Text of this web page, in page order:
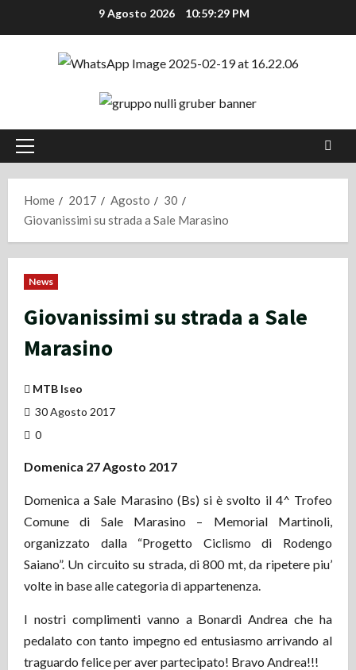
al
9 Agosto 2026 10:59:29 PM
Menu
Home
2017 Agosto
30
Giovanissimi su strada a Sale Marasino
News
Giovanissimi su strada a Sale
Marasino
MTB Iseo
30 Agosto 2017
0
Domenica 27 Agosto 2017
Domenica a Sale Marasino (Bs) si è svolto il 4^ Trofeo
Comune di Sale Marasino – Memorial Martinoli,
organizzato dalla “Progetto Ciclismo di Rodengo
Saiano”. Un circuito su strada, di 800 mt, da ripetere piu’
volte in base alle categoria di appartenenza.
I nostri complimenti vanno a Bonardi Andrea che ha
pedalato con tanto impegno ed entusiasmo arrivando al
traguardo felice per aver partecipato! Bravo Andrea!!!